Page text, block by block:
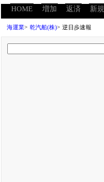
HOME 増加 返済 新規
海運業> 乾汽船(株)> 逆日歩速報